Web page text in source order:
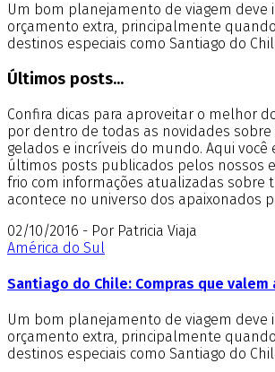
Um bom planejamento de viagem deve
orçamento extra, principalmente
destinos especiais como Santiago do
Últimos posts...
Confira dicas para aproveitar o melhor
por dentro de todas as novidades
gelados e incríveis do mundo. Aqui você
últimos posts publicados pelos nossos
frio com informações atualizadas sobre
acontece no universo dos apaixonados
02/10/2016 - Por Patricia Viaja
América do Sul
Santiago do Chile: Compras que valem
Um bom planejamento de viagem deve
orçamento extra, principalmente
destinos especiais como Santiago do